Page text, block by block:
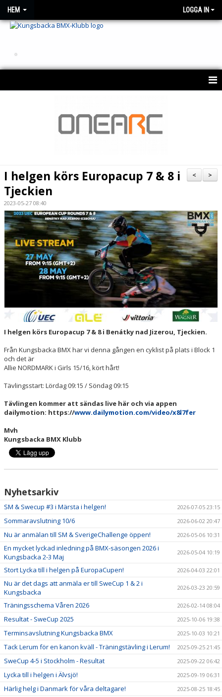
HEM LOGGA IN
.
KALENDER 2026
BESTÄLLNING AV KLUBBTRÖJA
SKAFFA CYKELLICENS
SPORTSTIMING- TÄVLINGSKALENDER/ANMÄLAN
>
<
I helgen körs Europacup 7 & 8 i
Tjeckien
2023-05-27 08:40
I helgen körs Europacup 7 & 8 i Benátky nad Jizerou, Tjeckien.
Från Kungsbacka BMX har vi denna gången en cyklist på plats i Block 1
och det är
Allie NORDMARK i Girls 15/16, kört hårt!
Tävlingsstart: Lördag 09:15 / Söndag 09:15
Tävlingen kommer att sändas live här och via appen
dailymotion: https://www.dailymotion.com/video/x8l7fer
Mvh
Kungsbacka BMX Klubb
Nyhetsarkiv
SM & Swecup #3 i Märsta i helgen! 2026-07-05 23:15
Sommaravslutning 10/6 2026-06-02 20:47
Nu är anmälan till SM & SverigeChallenge öppen! 2026-05-06 10:31
En mycket lyckad inledning på BMX-säsongen 2026 i
Kungsbacka 2-3 Maj
2026-05-04 10:19
Stort Lycka till i helgen på EuropaCupen! 2026-04-03 22:01
Nu är det dags att anmäla er till SweCup 1 & 2 i
Kungsbacka
2026-03-23 20:59
Träningsschema Våren 2026 2026-02-14 08:04
Resultat - SweCup 2025 2025-10-06 19:38
Terminsavslutning Kungsbacka BMX 2025-10-03 10:21
Tack Lerum för en kanon kväll - Träningstävling i Lerum! 2025-09-25 21:45
SweCup 4-5 i Stockholm - Resultat 2025-09-22 06:42
Lycka till i helgen i Älvsjö! 2025-09-19 06:31
Härlig helg i Danmark för våra deltagare! 2025-08-25 18:45